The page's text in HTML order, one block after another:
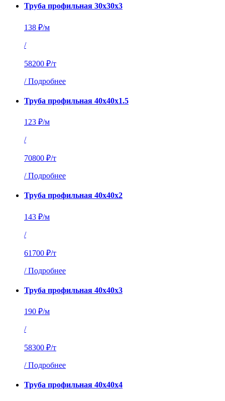
Труба профильная 30х30х3
138 ₽/м
/
58200 ₽/т
/ Подробнее
Труба профильная 40х40х1.5
123 ₽/м
/
70800 ₽/т
/ Подробнее
Труба профильная 40х40х2
143 ₽/м
/
61700 ₽/т
/ Подробнее
Труба профильная 40х40х3
190 ₽/м
/
58300 ₽/т
/ Подробнее
Труба профильная 40х40х4